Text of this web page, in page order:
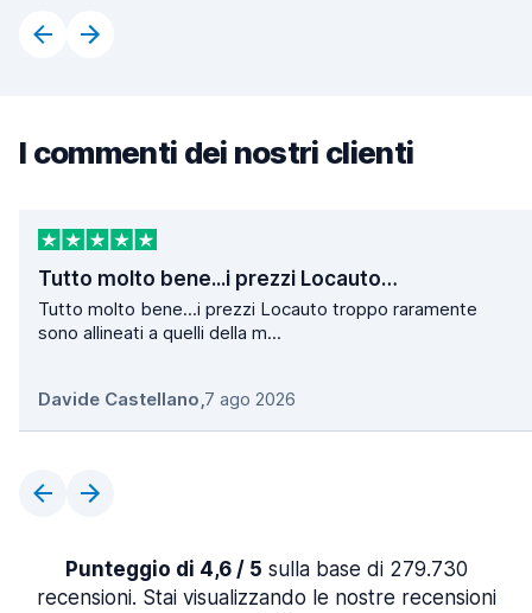
I commenti dei nostri clienti
Tutto molto bene...i prezzi Locauto…
Tutto molto bene...i prezzi Locauto troppo raramente
sono allineati a quelli della m...
Davide Castellano,7 ago 2026
Punteggio di 4,6 / 5 sulla base di 279.730
recensioni. Stai visualizzando le nostre recensioni